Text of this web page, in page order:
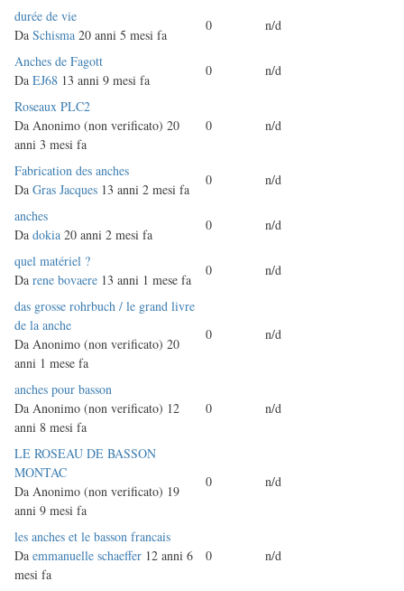
Discussione
normale
durée de vie
Da Schisma 20 anni 5 mesi fa
0 n/d
Discussione
normale
Anches de Fagott
Da EJ68 13 anni 9 mesi fa
0 n/d
Discussione
normale
Roseaux PLC2
Da Anonimo (non verificato) 20
anni 3 mesi fa
0 n/d
Discussione
normale
Fabrication des anches
Da Gras Jacques 13 anni 2 mesi fa
0 n/d
Discussione
normale
anches
Da dokia 20 anni 2 mesi fa
0 n/d
Discussione
normale
quel matériel ?
Da rene bovaere 13 anni 1 mese fa
0 n/d
Discussione
normale
das grosse rohrbuch / le grand livre
de la anche
Da Anonimo (non verificato) 20
anni 1 mese fa
0 n/d
Discussione
normale
anches pour basson
Da Anonimo (non verificato) 12
anni 8 mesi fa
0 n/d
Discussione
normale
LE ROSEAU DE BASSON
MONTAC
Da Anonimo (non verificato) 19
anni 9 mesi fa
0 n/d
Discussione
normale
les anches et le basson francais
Da emmanuelle schaeffer 12 anni 6
mesi fa
0 n/d